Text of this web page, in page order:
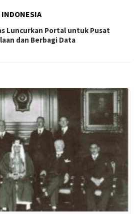
INDONESIA
Luncurkan Portal untuk Pusat
dan Berbagi Data